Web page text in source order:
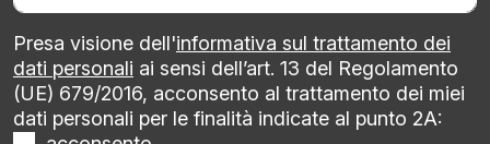
Presa visione dell'informativa sul trattamento dei
dati personali ai sensi dell’art. 13 del Regolamento
(UE) 679/2016, acconsento al trattamento dei miei
dati personali per le finalità indicate al punto 2A: